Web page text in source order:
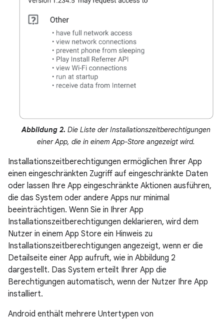
Abbildung 2. Die Liste der Installationszeitberechtigungen
einer App, die in einem App-Store angezeigt wird.
Installationszeitberechtigungen ermöglichen Ihrer App
einen eingeschränkten Zugriff auf eingeschränkte Daten
oder lassen Ihre App eingeschränkte Aktionen ausführen,
die das System oder andere Apps nur minimal
beeinträchtigen. Wenn Sie in Ihrer App
Installationszeitberechtigungen deklarieren, wird dem
Nutzer in einem App Store ein Hinweis zu
Installationszeitberechtigungen angezeigt, wenn er die
Detailseite einer App aufruft, wie in Abbildung 2
dargestellt. Das System erteilt Ihrer App die
Berechtigungen automatisch, wenn der Nutzer Ihre App
installiert.
Android enthält mehrere Untertypen von